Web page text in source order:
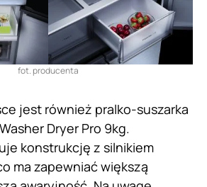
fot. producenta
jest również pralko-suszarka
Dryer Pro 9kg.
konstrukcję z silnikiem
ma zapewniać większą